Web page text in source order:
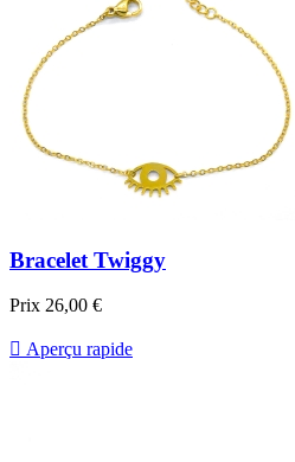
Bracelet Twiggy
Prix 26,00 €
 Aperçu rapide